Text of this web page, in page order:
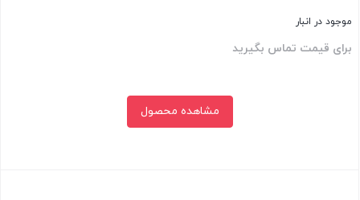
موجود در انبار
برای قیمت تماس بگیرید
مشاهده محصول